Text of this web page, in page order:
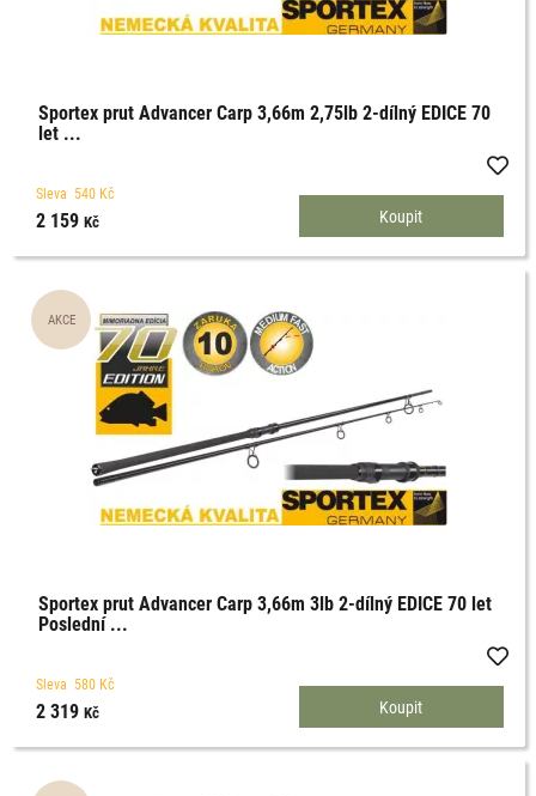
Sportex prut Advancer Carp 3,66m 2,75lb 2-dílný EDICE 70
let ...
2 159Kč
Sleva 540 Kč
Sportex prut Advancer Carp 3,66m 3lb 2-dílný EDICE 70 let
Poslední ...
2 319Kč
Sleva 580 Kč